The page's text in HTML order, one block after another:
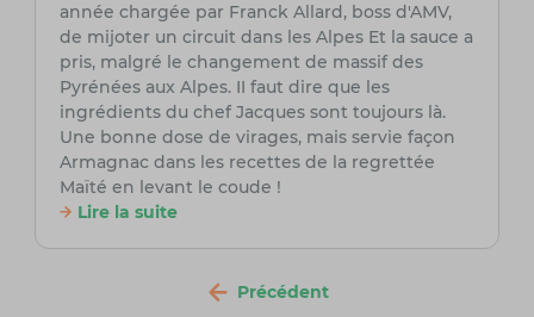
année chargée par Franck Allard, boss d'AMV,
de mijoter un circuit dans les Alpes Et la sauce a
pris, malgré le changement de massif des
Pyrénées aux Alpes. II faut dire que les
ingrédients du chef Jacques sont toujours là.
Une bonne dose de virages, mais servie façon
Armagnac dans les recettes de la regrettée
Maïté en levant le coude !
Lire la suite
Précédent